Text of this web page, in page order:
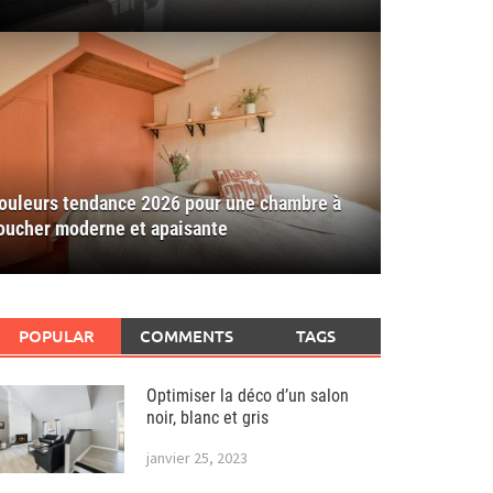
tendance 2026 pour une chambre à
moderne et apaisante
POPULAR COMMENTS TAGS
Optimiser la déco d’un salon
noir, blanc et gris
janvier 25, 2023